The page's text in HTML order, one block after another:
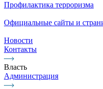
Профилактика терроризма
Официальные сайты и
Новости
Контакты
Власть
Администрация